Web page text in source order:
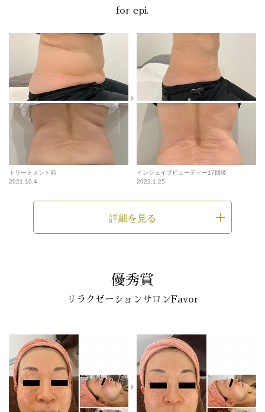
for epi.
トリートメント前
2021.10.4
インシェイプビューティー17回後
2022.1.25
詳細を見る
優秀賞
リラクゼーションサロンFavor